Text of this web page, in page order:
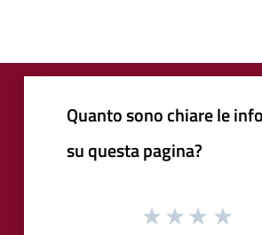
Quanto sono chiare le
su questa pagina?